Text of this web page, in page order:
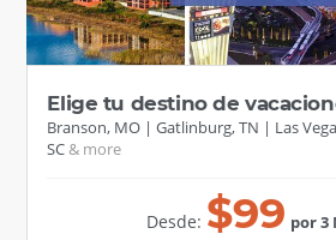
Elige tu destino de
Branson, MO Gatlinburg, TN Las
SC
Desde: $99 por 3